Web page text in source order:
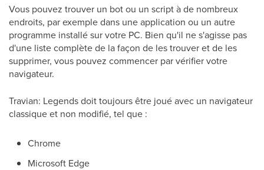
Vous pouvez trouver un bot ou un script à de nombreux
endroits, par exemple dans une application ou un autre
programme installé sur votre PC. Bien qu'il ne s'agisse pas
d'une liste complète de la façon de les trouver et de les
supprimer, vous pouvez commencer par vérifier votre
navigateur.
Travian: Legends doit toujours être joué avec un navigateur
classique et non modifié, tel que :
Chrome
Microsoft Edge